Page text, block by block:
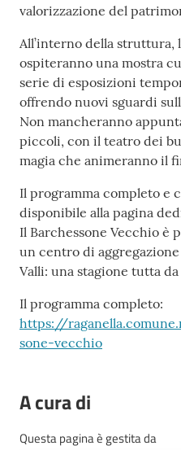
valorizzazione del
All’interno della struttura,
ospiteranno una mostra
serie di esposizioni
offrendo nuovi sguardi
Non mancheranno
piccoli, con il teatro dei
magia che animeranno il
Il programma completo e
disponibile alla pagina
Il Barchessone Vecchio è
un centro di
Valli: una stagione tutta
Il programma completo:
https://
sone-vecchio
A cura di
Questa pagina è gestita da